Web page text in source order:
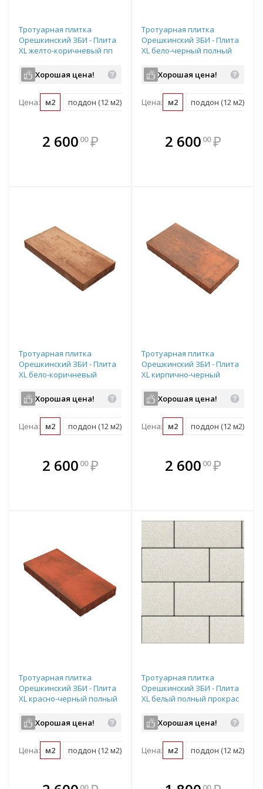
Тротуарная плитка
Орешкинский ЗБИ - Плита
XL желто-коричневый пп
600х200х80 мм
Хорошая цена!
Цена: м2 поддон (12 м2)
2 600 00 ₽
В комплекте
всегда выгоднее!
Тротуарная плитка
Орешкинский ЗБИ - Плита
XL бело-черный полный
Хорошая цена!
Цена: м2 поддон (12 м2)
В комплекте
всегда выгоднее!
2 600 00 ₽
Тротуарная плитка
Орешкинский ЗБИ - Плита
XL бело-коричневый
600х200х80 мм
Хорошая цена!
Цена: м2 поддон (12 м2)
2 600 00 ₽
В комплекте
всегда выгоднее!
Тротуарная плитка
Орешкинский ЗБИ - Плита
XL кирпично-черный
600х200х80 мм
Хорошая цена!
Цена: м2 поддон (12 м2)
В комплекте
всегда выгоднее!
2 600 00 ₽
Тротуарная плитка
Орешкинский ЗБИ - Плита
XL красно-черный полный
Хорошая цена!
Цена: м2 поддон (12 м2)
В комплекте
Тротуарная плитка
Орешкинский ЗБИ - Плита
XL белый полный прокрас
Хорошая цена!
Цена: м2 поддон (12 м2)
В комплекте